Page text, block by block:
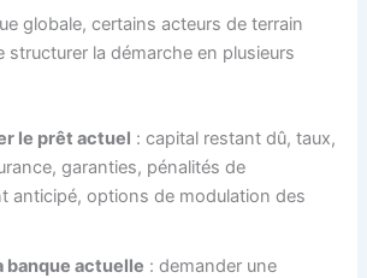
globale, certains acteurs de terrain
structurer la démarche en plusieurs
le prêt actuel : capital restant dû, taux,
garanties, pénalités de
anticipé, options de modulation des
banque actuelle : demander une